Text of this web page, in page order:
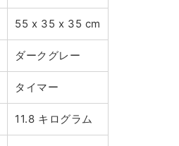
55 x 35 x 35 cm
ダークグレー
タイマー
11.8 キログラム